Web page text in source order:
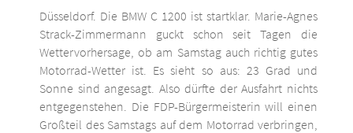
Düsseldorf. Die BMW C 1200 ist startklar. Marie-Agnes
Strack-Zimmermann guckt schon seit Tagen die
Wettervorhersage, ob am Samstag auch richtig gutes
Motorrad-Wetter ist. Es sieht so aus: 23 Grad und
Sonne sind angesagt. Also dürfte der Ausfahrt nichts
entgegenstehen. Die FDP-Bürgermeisterin will einen
Großteil des Samstags auf dem Motorrad verbringen,